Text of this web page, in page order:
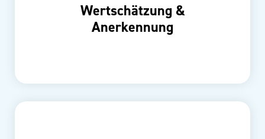
Wertschätzung &
Anerkennung